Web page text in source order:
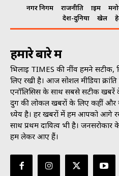
नगर निगम राजनीति क्राइम
देश-दुनिया
खेल
हमारे बारे में
भिलाई TIMES की नींव हमने
लिए रखी है। आज सोशल मीडिया
एनॉलिसिस के साथ सबसे सटीक खबरें
दुर्ग की लोकल खबरों के लिए कहीं और
ध्येय है। हर खबरों में हम आपको आगे
साथ प्रथम दायित्व भी है। जनसराेकार
हम लेकर आए हैं।